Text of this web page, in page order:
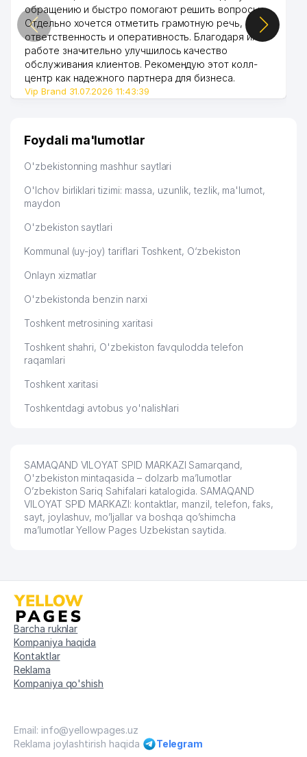
обращению и быстро помогают решить вопросы.
Отдельно хочется отметить грамотную речь,
ответственность и оперативность. Благодаря их
работе значительно улучшилось качество
обслуживания клиентов. Рекомендую этот колл-
центр как надежного партнера для бизнеса.
Vip Brand 31.07.2026 11:43:39
Foydali ma'lumotlar
O'zbekistonning mashhur saytlari
O'lchov birliklari tizimi: massa, uzunlik, tezlik, ma'lumot,
maydon
O'zbekiston saytlari
Kommunal (uy-joy) tariflari Toshkent, O‘zbekiston
Onlayn xizmatlar
O'zbekistonda benzin narxi
Toshkent metrosining xaritasi
Toshkent shahri, O'zbekiston favqulodda telefon
raqamlari
Toshkent xaritasi
Toshkentdagi avtobus yo'nalishlari
SAMAQAND VILOYAT SPID MARKAZI Samarqand,
O'zbekiston mintaqasida – dolzarb ma’lumotlar
O’zbekiston Sariq Sahifalari katalogida. SAMAQAND
VILOYAT SPID MARKAZI: kontaktlar, manzil, telefon, faks,
sayt, joylashuv, mo’ljallar va boshqa qo’shimcha
ma’lumotlar Yellow Pages Uzbekistan saytida.
Barcha ruknlar
Kompaniya haqida
Kontaktlar
Reklama
Kompaniya qo'shish
Email: info@yellowpages.uz
Reklama joylashtirish haqida
Telegram